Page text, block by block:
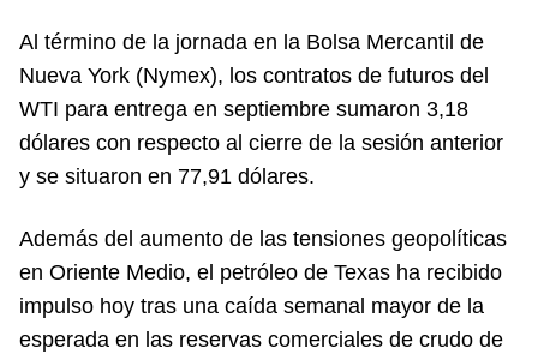
Al término de la jornada en la Bolsa Mercantil de
Nueva York (Nymex), los contratos de futuros del
WTI para entrega en septiembre sumaron 3,18
dólares con respecto al cierre de la sesión anterior
y se situaron en 77,91 dólares.
Además del aumento de las tensiones geopolíticas
en Oriente Medio, el petróleo de Texas ha recibido
impulso hoy tras una caída semanal mayor de la
esperada en las reservas comerciales de crudo de